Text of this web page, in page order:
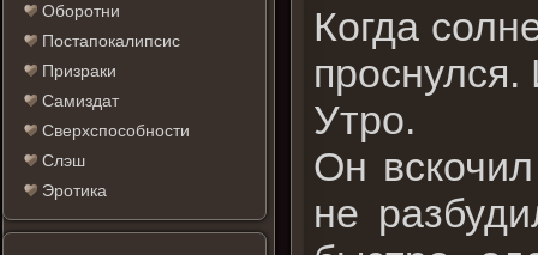
Оборотни
Постапокалипсис
Призраки
Самиздат
Сверхспособности
Слэш
Эротика
Когда
проснулся.
Утро.
Он
не